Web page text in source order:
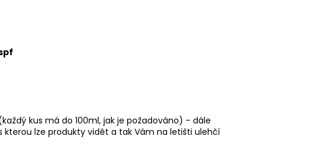
kus má do 100ml, jak je požadováno) - dále
kterou lze produkty vidět a tak Vám na letišti ulehčí